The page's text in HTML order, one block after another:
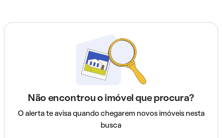
Não encontrou o imóvel que procura?
O alerta te avisa quando chegarem novos imóveis nesta
busca